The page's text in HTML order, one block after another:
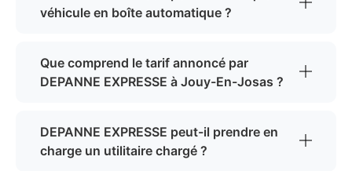
véhicule en boîte automatique ?
Que comprend le tarif annoncé par
DEPANNE EXPRESSE à Jouy-En-Josas ?
DEPANNE EXPRESSE peut-il prendre en
charge un utilitaire chargé ?